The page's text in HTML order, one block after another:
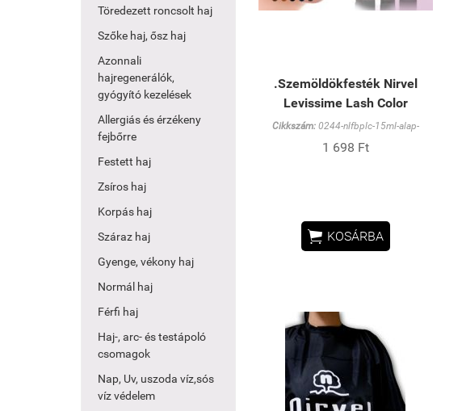
Töredezett roncsolt haj
Szőke haj, ősz haj
Azonnali
hajregenerálók,
gyógyító kezelések
Allergiás és érzékeny
fejbőrre
Festett haj
Zsíros haj
Korpás haj
Száraz haj
Gyenge, vékony haj
Normál haj
Férfi haj
Haj-, arc- és testápoló
csomagok
Nap, Uv, uszoda víz,sós
víz védelem
.Szemöldökfesték Nirvel
Levissime Lash Color
Cikkszám:0244-nlfbplc-15ml-alap-
1 698 Ft
 KOSÁRBA